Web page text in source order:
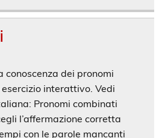
dei pronomi
interattivo. Vedi
Pronomi combinati
l’affermazione corretta
con le parole mancanti